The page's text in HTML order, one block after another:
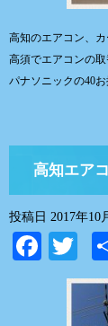
高知のエアコン、
高須でエアコンの取
パナソニックの40お
高知エア
投稿日 2017年10